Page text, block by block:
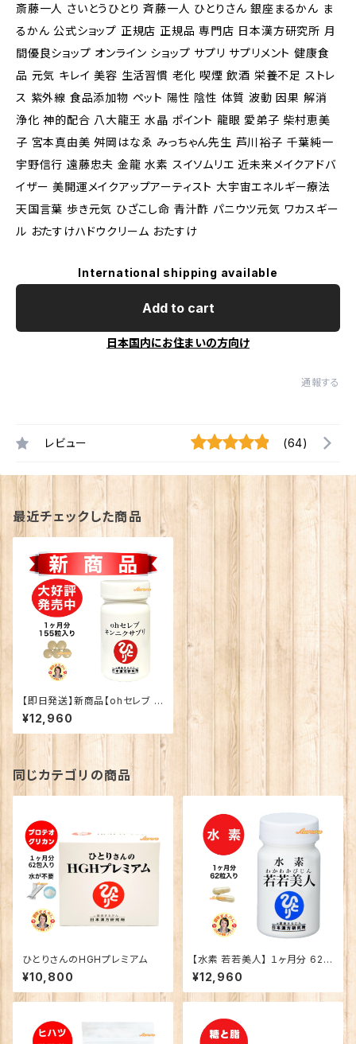
斎藤一人 さいとうひとり 斉藤一人 ひとりさん 銀座まるかん ま
るかん 公式ショップ 正規店 正規品 専門店 日本漢方研究所 月
間優良ショップ オンライン ショップ サプリ サプリメント 健康食
品 元気 キレイ 美容 生活習慣 老化 喫煙 飲酒 栄養不足 ストレ
ス 紫外線 食品添加物 ペット 陽性 陰性 体質 波動 因果 解消
浄化 神的配合 八大龍王 水晶 ポイント 龍眼 愛弟子 柴村恵美
子 宮本真由美 舛岡はなゑ みっちゃん先生 芦川裕子 千葉純一
宇野信行 遠藤忠夫 金龍 水素 スイソムリエ 近未来メイクアドバ
イザー 美開運メイクアップアーティスト 大宇宙エネルギー療法
天国言葉 歩き元気 ひざこし命 青汁酢 パニウツ元気 ワカスギー
ル おたすけハドウクリーム おたすけ
International shipping available
Add to cart
日本国内にお住まいの方向け
通報する
レビュー (64)
最近チェックした商品
【即日発送】新商品【ohセレブ キ
ンニクサプリ】5粒/日 １ヶ月分
¥12,960
同じカテゴリの商品
ひとりさんのHGHプレミアム
¥10,800
【水素 若若美人】 １ヶ月分 62粒
入り 2粒/日 新商品 水素カプセ
ル すいそ わかわかびじん 悪玉
活性酸素
¥12,960